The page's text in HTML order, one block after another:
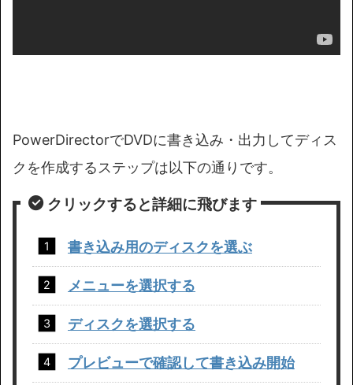
PowerDirectorでDVDに書き込み・出力してディス
クを作成するステップは以下の通りです。
クリックすると詳細に飛びます
書き込み用のディスクを選ぶ
メニューを選択する
ディスクを選択する
プレビューで確認して書き込み開始